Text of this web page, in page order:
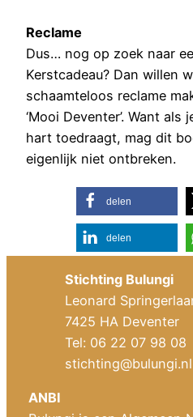
Reclame
Dus… nog op zoek naar
Kerstcadeau? Dan willen
schaamteloos reclame
‘Mooi Deventer’. Want als
hart toedraagt, mag dit
eigenlijk niet ontbreken.
delen
delen
Stichting Bulungi
Leonard
7425 HA Deventer
Tel: 06 22 07 98 08
stichting@bulungi.nl
ANBI